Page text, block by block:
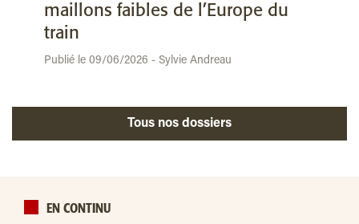
maillons faibles de l’Europe du
train
Publié le 09/06/2026 - Sylvie Andreau
Tous nos dossiers
EN CONTINU